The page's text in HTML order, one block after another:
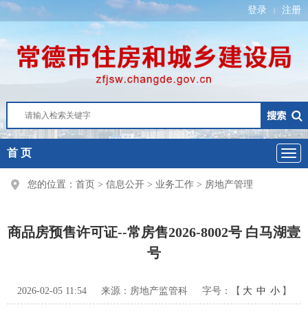
登录 | 注册
首 页
您的位置： 首页 > 信息公开 > 业务工作 > 房地产管理
商品房预售许可证--常房售2026-8002号 白马湖壹
号
2026-02-05 11:54 来源：房地产监管科 字号：【 大 中 小 】